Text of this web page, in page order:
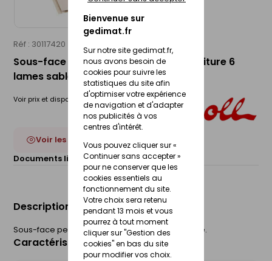
Bienvenue sur
gedimat.fr
Sur notre site gedimat.fr,
nous avons besoin de
cookies pour suivre les
statistiques du site afin
d'optimiser votre expérience
de navigation et d'adapter
nos publicités à vos
centres d'intérêt.
Vous pouvez cliquer sur «
Continuer sans accepter »
pour ne conserver que les
cookies essentiels au
fonctionnement du site.
Votre choix sera retenu
pendant 13 mois et vous
pourrez à tout moment
cliquer sur "Gestion des
cookies" en bas du site
pour modifier vos choix.
Réf : 30117420
Sous-face alvéolaire PVC habillage toiture 6
lames sable - 33cm 4m
Voir prix et disponibilité en magasin
Voir les 5 déclinaisons
Documents liés :
Fiche technique
Description du produit
Sous-face permettant l'habillage en sous toiture.
Caractéristiques du produit